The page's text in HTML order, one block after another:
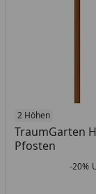
2 Höhen
TraumGarten
Pfosten
-20%